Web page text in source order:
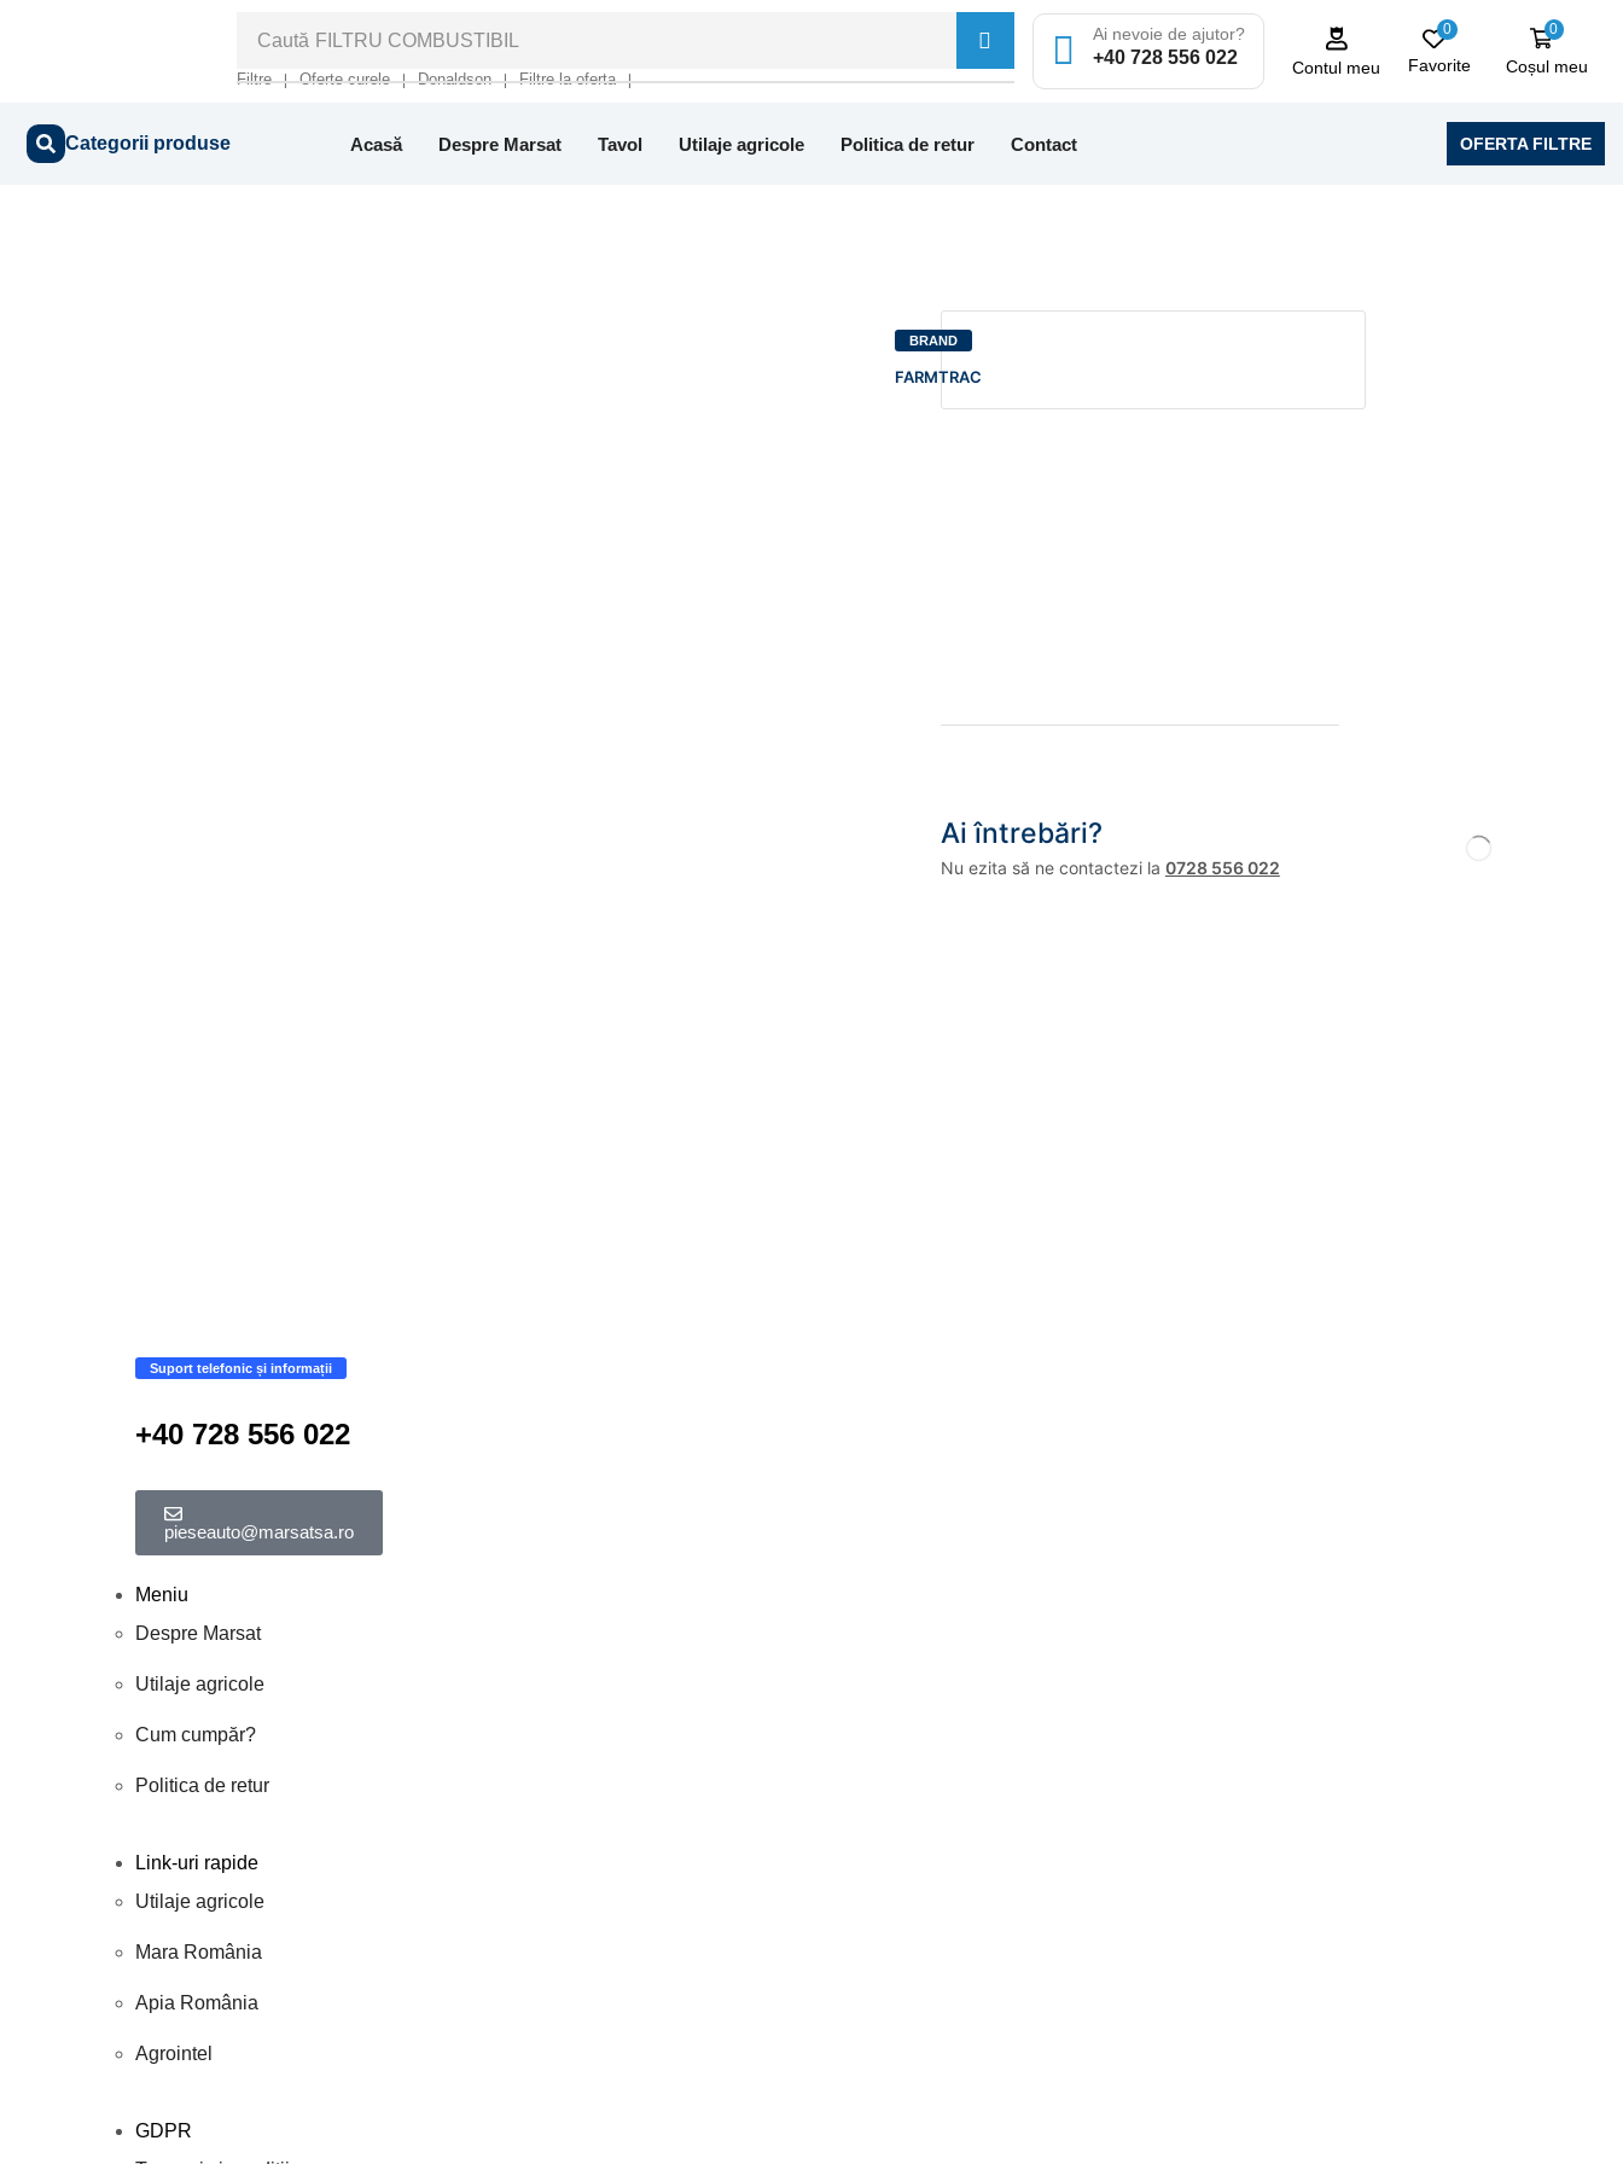
Caută FILTRU COMBUSTIBIL
Filtre ❘ Oferte curele ❘ Donaldson ❘ Filtre la oferta ❘
Ai nevoie de ajutor?
+40 728 556 022
Contul meu
0
Favorite
0
Coșul meu
Categorii produse Acasă Despre Marsat Tavol Utilaje agricole Politica de retur Contact OFERTA FILTRE
BRAND
FARMTRAC
Ai întrebări?
Nu ezita să ne contactezi la 0728 556 022
Suport telefonic și informații
+40 728 556 022
pieseauto@marsatsa.ro
Meniu
Despre Marsat
Utilaje agricole
Cum cumpăr?
Politica de retur
Link-uri rapide
Utilaje agricole
Mara România
Apia România
Agrointel
GDPR